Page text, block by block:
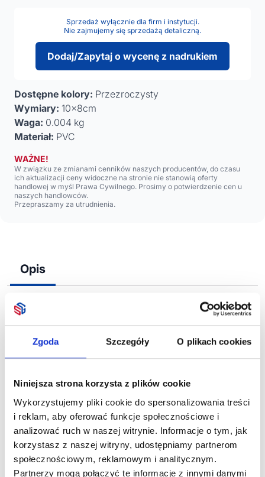
Zgoda Szczegóły O plikach cookies
Niniejsza strona korzysta z plików cookie
Wykorzystujemy pliki cookie do spersonalizowania treści
i reklam, aby oferować funkcje społecznościowe i
analizować ruch w naszej witrynie. Informacje o tym, jak
korzystasz z naszej witryny, udostępniamy partnerom
społecznościowym, reklamowym i analitycznym.
Partnerzy mogą połączyć te informacje z innymi danymi
Sprzedaż wyłącznie dla firm i instytucji.
Nie zajmujemy się sprzedażą detaliczną.
Dodaj/Zapytaj o wycenę z nadrukiem
Dostępne kolory: Przezroczysty
Wymiary: 10x8cm
Waga: 0.004 kg
Materiał: PVC
WAŻNE!
W związku ze zmianami cenników naszych producentów, do czasu
ich aktualizacji ceny widoczne na stronie nie stanowią oferty
handlowej w myśl Prawa Cywilnego. Prosimy o potwierdzenie cen u
naszych handlowców.
Przepraszamy za utrudnienia.
Opis
Bezbarwna plakietka. Wymiary: 10×8 cm.
Zobacz również